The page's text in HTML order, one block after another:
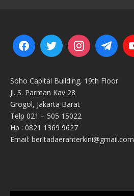
Soho Capital Building, 19th Floor
Jl. S. Parman Kav 28
Grogol, Jakarta Barat
Telp 021 – 505 15022
Hp : 0821 1369 9627
Email: beritadaerahterkini@gmail.com